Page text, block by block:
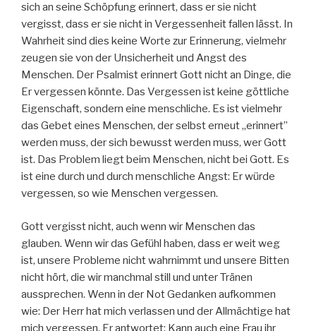
sich an seine Schöpfung erinnert, dass er sie nicht
vergisst, dass er sie nicht in Vergessenheit fallen lässt. In
Wahrheit sind dies keine Worte zur Erinnerung, vielmehr
zeugen sie von der Unsicherheit und Angst des
Menschen. Der Psalmist erinnert Gott nicht an Dinge, die
Er vergessen könnte. Das Vergessen ist keine göttliche
Eigenschaft, sondern eine menschliche. Es ist vielmehr
das Gebet eines Menschen, der selbst erneut „erinnert”
werden muss, der sich bewusst werden muss, wer Gott
ist. Das Problem liegt beim Menschen, nicht bei Gott. Es
ist eine durch und durch menschliche Angst: Er würde
vergessen, so wie Menschen vergessen.
Gott vergisst nicht, auch wenn wir Menschen das
glauben. Wenn wir das Gefühl haben, dass er weit weg
ist, unsere Probleme nicht wahrnimmt und unsere Bitten
nicht hört, die wir manchmal still und unter Tränen
aussprechen. Wenn in der Not Gedanken aufkommen
wie: Der Herr hat mich verlassen und der Allmächtige hat
mich vergessen. Er antwortet: Kann auch eine Frau ihr